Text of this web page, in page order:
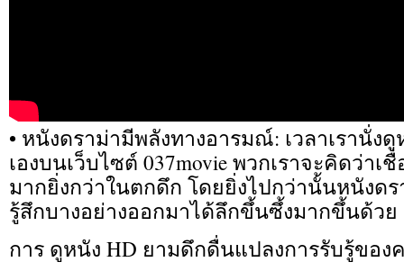
• หนังดราม่ามีพลังทางอารมณ์: เวลาเรานั่ง
เองบนเว็บไซต์ 037movie พวกเราจะคิดว่าเ
มากยิ่งกว่าในตกดึก โดยยิ่งไปกว่านั้นหนังด
รู้สึกบางอย่างออกมาได้ลึกขึ้นซึ้งมากขึ้นด้วย
การ ดูหนัง HD ยามดึกดื่นแปลงการรับรู้ของ